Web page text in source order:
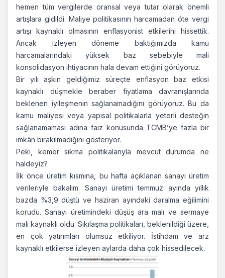
hemen tüm vergilerde oransal veya tutar olarak önemli
artışlara gidildi. Maliye politikasının harcamadan öte vergi
artışı kaynaklı olmasının enflasyonist etkilerini hissettik.
Ancak izleyen döneme baktığımızda kamu
harcamalarındaki yüksek baz sebebiyle mali
konsolidasyon ihtiyacının hala devam ettiğini görüyoruz.
Bir yılı aşkın geldiğimiz süreçte enflasyon baz etkisi
kaynaklı düşmekle beraber fiyatlama davranışlarında
beklenen iyileşmenin sağlanamadığını görüyoruz. Bu da
kamu maliyesi veya yapısal politikalarla yeterli desteğin
sağlanamaması adına faiz konusunda TCMB’ye fazla bir
imkân bırakılmadığını gösteriyor.
Peki, kemer sıkma politikalarıyla mevcut durumda ne
haldeyiz?
İlk önce üretim kısmına, bu hafta açıklanan sanayi üretim
verileriyle bakalım. Sanayi üretimi temmuz ayında yıllık
bazda %3,9 düştü ve haziran ayındaki daralma eğilimini
korudu. Sanayi üretimindeki düşüş ara malı ve sermaye
malı kaynaklı oldu. Sıkılaşma politikaları, beklenildiği üzere,
en çok yatırımları olumsuz etkiliyor. İstihdam ve arz
kaynaklı etkilerse izleyen aylarda daha çok hissedilecek.